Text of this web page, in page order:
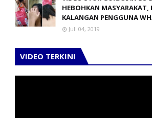
HEBOHKAN MASYARAKAT,
KALANGAN PENGGUNA
Juli 04, 2019
VIDEO TERKINI